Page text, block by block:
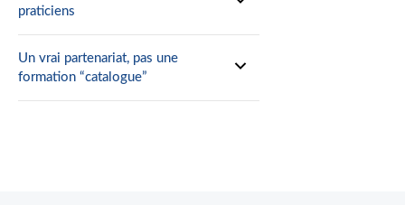
praticiens
Un vrai partenariat, pas une
formation “catalogue”